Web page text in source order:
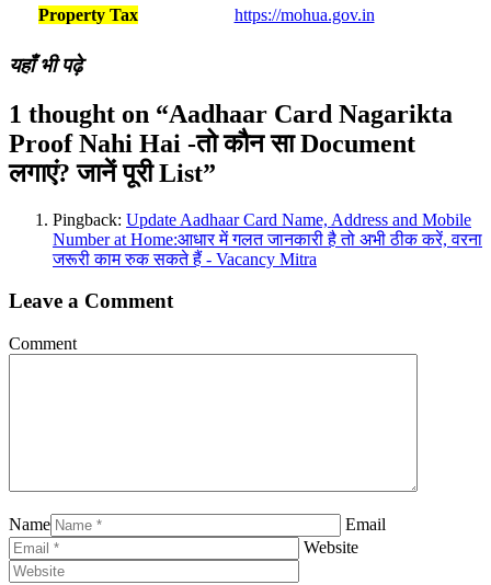
Property Tax
https://mohua.gov.in
यहाँ भी पढ़े
1 thought on “Aadhaar Card Nagarikta
Proof Nahi Hai -तो कौन सा Document
लगाएं? जानें पूरी List”
Pingback: Update Aadhaar Card Name, Address and Mobile
Number at Home:आधार में गलत जानकारी है तो अभी ठीक करें, वरना
जरूरी काम रुक सकते हैं - Vacancy Mitra
Leave a Comment
Comment
Name
Email
Website